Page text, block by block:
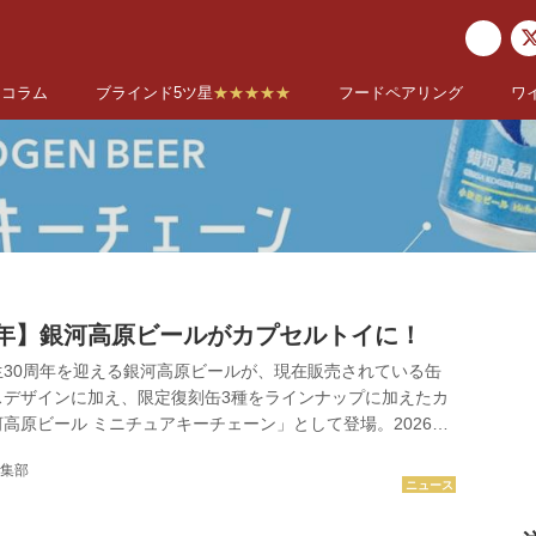
コラム ブラインド5ツ星★★★★★ フードペアリング ワ
】銀河高原ビールがカプセルトイに！
周年を迎える銀河高原ビールが、現在販売されている缶
ザインに加え、限定復刻缶3種をラインナップに加えたカ
原ビール ミニチュアキーチェーン」として登場。2026年
部